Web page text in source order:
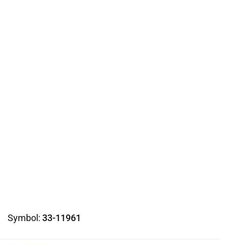
Symbol: 33-11961